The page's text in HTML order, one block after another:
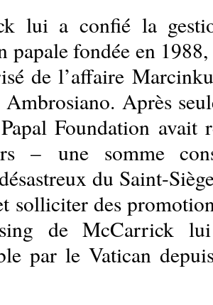
lui a confié la
papale fondée en
de l’affaire
Après
Foundation avait
– une somme
du Saint-
solliciter des
de McCarrick
par le Vatican